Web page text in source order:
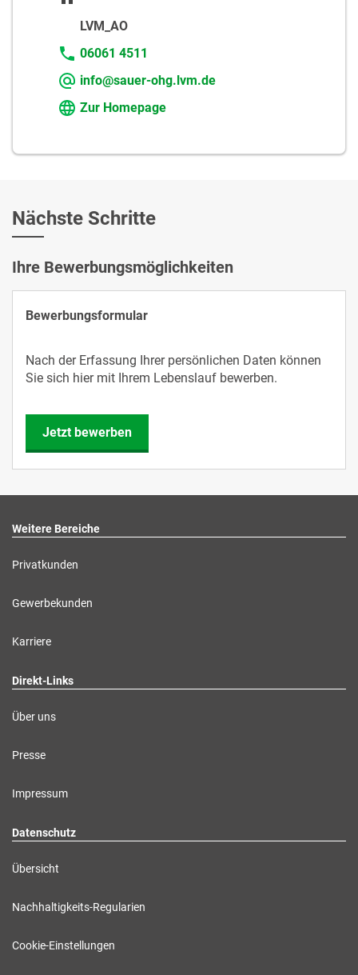
LVM_AO
06061 4511
info@sauer-ohg.lvm.de
Zur Homepage
Nächste Schritte
Ihre Bewerbungsmöglichkeiten
Bewerbungsformular
Nach der Erfassung Ihrer persönlichen Daten können
Sie sich hier mit Ihrem Lebenslauf bewerben.
Jetzt bewerben
Weitere Bereiche
Privatkunden
Gewerbekunden
Karriere
Direkt-Links
Über uns
Presse
Impressum
Datenschutz
Übersicht
Nachhaltigkeits-Regularien
Cookie-Einstellungen